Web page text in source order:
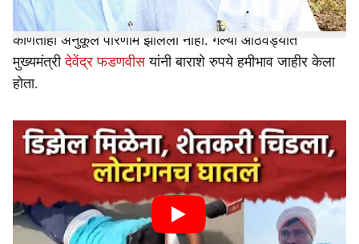
हजार ५८० रुपये प्रतिक्विंटल हमीभाव जाहीर केला आहे. त्याचा
कोणताही अनुकूल परिणाम झालेला नाही. गेल्या आठवड्यात
मुख्यमंत्रीदेवेंद्र फडणवीसयांनी बाराशे रुपये हमीभाव जाहीर केला
होता.